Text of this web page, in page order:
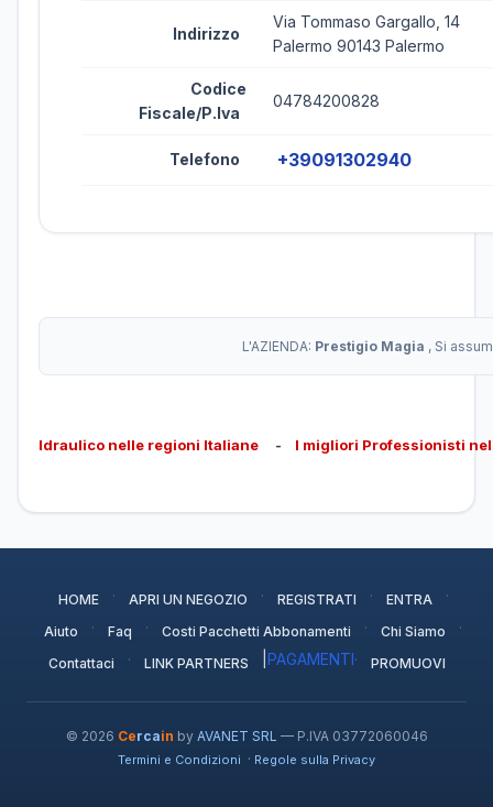
Indirizzo
Via Tommaso Gargallo, 14
Palermo 90143 Palermo
Codice
Fiscale/P.Iva
04784200828
Telefono +39091302940
L'AZIENDA: Prestigio Magia , Si
Idraulico nelle regioni Italiane - I migliori Professionisti
HOME · APRI UN NEGOZIO · REGISTRATI · ENTRA ·
Aiuto · Faq · Costi Pacchetti Abbonamenti · Chi Siamo ·
Contattaci · LINK PARTNERS PAGAMENTI· PROMUOVI
© 2026 Cercain by AVANET SRL — P.IVA 03772060046
Termini e Condizioni · Regole sulla Privacy